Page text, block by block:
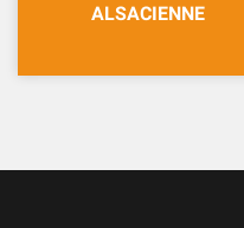
ALSACIENNE